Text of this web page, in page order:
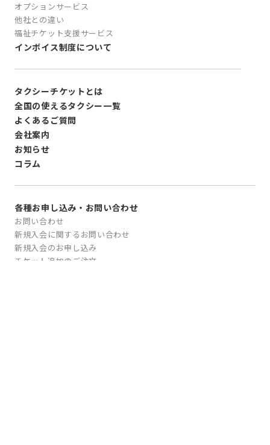
オプションサービス
他社との違い
福祉チケット支援サービス
インボイス制度について
タクシーチケットとは
全国の使えるタクシー一覧
よくあるご質問
会社案内
お知らせ
コラム
各種お申し込み・お問い合わせ
お問い合わせ
新規入会に関するお問い合わせ
新規入会のお申し込み
チケット追加のご注文